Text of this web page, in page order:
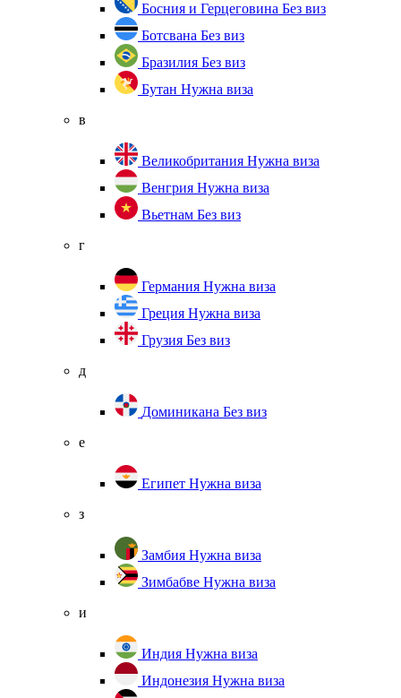
Босния и Герцеговина Без виз
Ботсвана Без виз
Бразилия Без виз
Бутан Нужна виза
в
Великобритания Нужна виза
Венгрия Нужна виза
Вьетнам Без виз
г
Германия Нужна виза
Греция Нужна виза
Грузия Без виз
д
Доминикана Без виз
е
Египет Нужна виза
з
Замбия Нужна виза
Зимбабве Нужна виза
и
Индия Нужна виза
Индонезия Нужна виза